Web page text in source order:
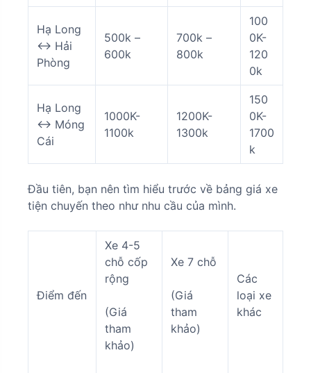
Hạ Long
<-> Hải
Phòng
500k –
600k
700k –
800k
100
0K-
120
0k
Hạ Long
<-> Móng
Cái
1000K-
1100k
1200K-
1300k
150
0K-
1700
k
Đầu tiên, bạn nên tìm hiểu trước về bảng giá xe
tiện chuyến theo như nhu cầu của mình.
Điểm đến
Xe 4-5
chỗ cốp
rộng
(Giá
tham
khảo)
Xe 7 chỗ
(Giá
tham
khảo)
Các
loại xe
khác